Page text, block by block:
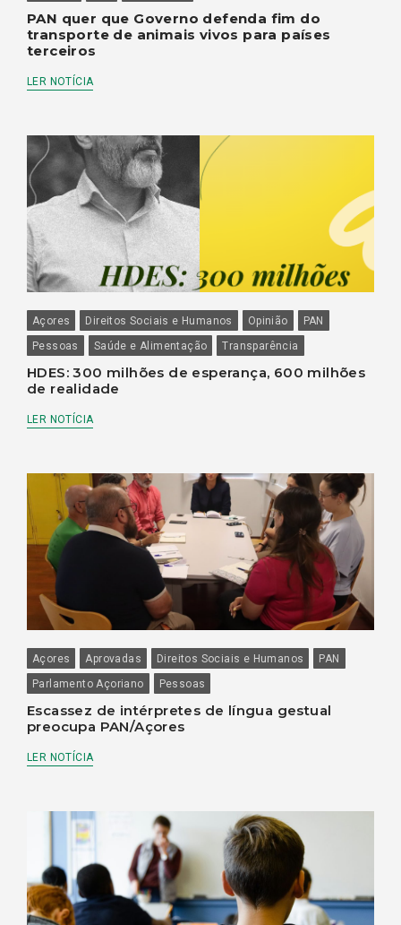
PAN quer que Governo defenda fim do
transporte de animais vivos para países
terceiros
LER NOTÍCIA
Açores Direitos Sociais e Humanos Opinião
PAN
Pessoas
Saúde e Alimentação Transparência
HDES: 300 milhões de esperança, 600 milhões
de realidade
LER NOTÍCIA
Açores Aprovadas Direitos Sociais e Humanos
PAN
Parlamento Açoriano
Pessoas
Escassez de intérpretes de língua gestual
preocupa PAN/Açores
LER NOTÍCIA